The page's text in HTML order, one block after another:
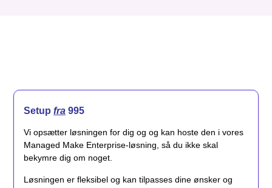
Setup fra 995
Vi opsætter løsningen for dig og og kan hoste den i vores
Managed Make Enterprise-løsning, så du ikke skal
bekymre dig om noget.
Løsningen er fleksibel og kan tilpasses dine ønsker og